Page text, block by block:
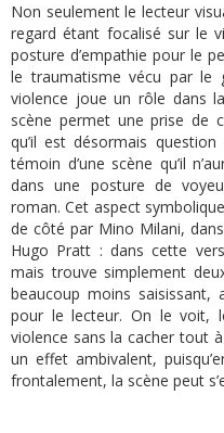
Non seulement le lecteur
regard étant focalisé sur le
posture d’empathie pour le
le traumatisme vécu par le
violence joue un rôle dans
scène permet une prise de
qu’il est désormais
témoin d’une scène qu’il
dans une posture de
roman. Cet aspect
de côté par Mino Milani,
Hugo Pratt : dans cette
mais trouve simplement
beaucoup moins saisissant,
pour le lecteur. On le voit,
violence sans la cacher tout
un effet ambivalent,
frontalement, la scène peut